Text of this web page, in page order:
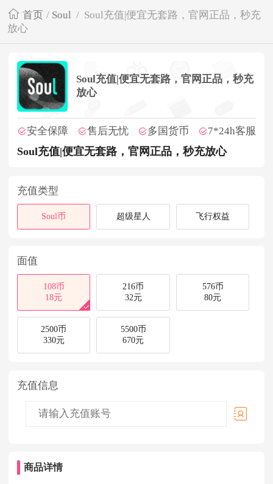
首页 / Soul / Soul充值|便宜无套路，官网正品，秒充
放心
Soul充值|便宜无套路，官网正品，秒充
放心
安全保障 售后无忧 多国货币 7*24h客服
Soul充值|便宜无套路，官网正品，秒充放心
充值类型
Soul币 超级星人 飞行权益
面值
108币
18元
216币
32元
576币
80元
2500币
330元
5500币
670元
充值信息
商品详情